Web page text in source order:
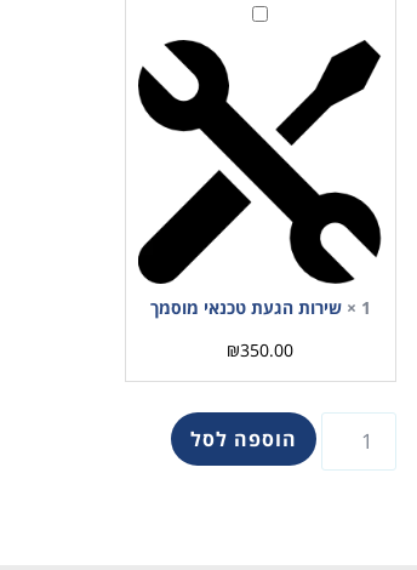
שירות
טכנאי
מוסמך
1
×שירות הגעת טכנאי מוסמך
₪350.00
הוספה לסל